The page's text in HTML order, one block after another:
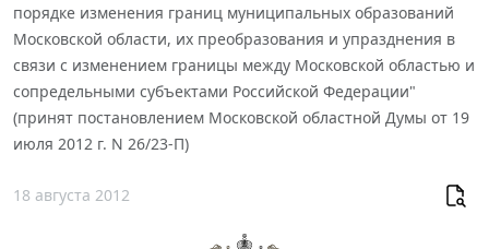
порядке изменения границ муниципальных образований
Московской области, их преобразования и упразднения в
связи с изменением границы между Московской областью и
сопредельными субъектами Российской Федерации"
(принят постановлением Московской областной Думы от 19
июля 2012 г. N 26/23-П)
18 августа 2012